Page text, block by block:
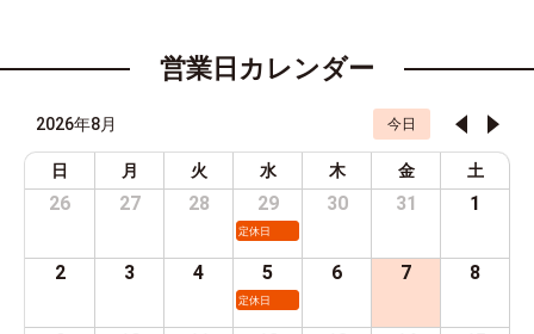
営業日カレンダー
2026年8月 今日
日 月 火 水 木 金 土
26 27 28 29
定休日
30 31 1
2 3 4 5
定休日
6 7 8